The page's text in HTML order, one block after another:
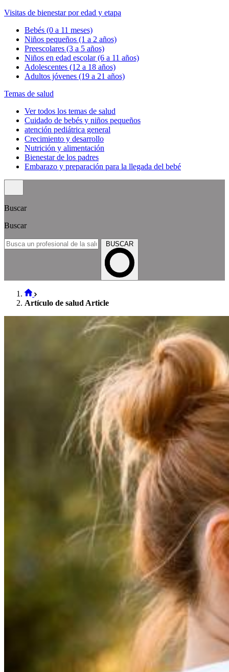
Visitas de bienestar por edad y etapa
Bebés (0 a 11 meses)
Niños pequeños (1 a 2 años)
Preescolares (3 a 5 años)
Niños en edad escolar (6 a 11 años)
Adolescentes (12 a 18 años)
Adultos jóvenes (19 a 21 años)
Temas de salud
Ver todos los temas de salud
Cuidado de bebés y niños pequeños
atención pediátrica general
Crecimiento y desarrollo
Nutrición y alimentación
Bienestar de los padres
Embarazo y preparación para la llegada del bebé
Buscar
Buscar
BUSCAR
Artículo de salud Article